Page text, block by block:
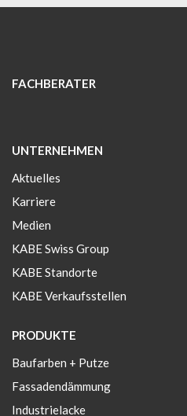
FACHBERATER
UNTERNEHMEN
Aktuelles
Karriere
Medien
KABE Swiss Group
KABE Standorte
KABE Verkaufsstellen
PRODUKTE
Baufarben + Putze
Fassadendämmung
Industrielacke